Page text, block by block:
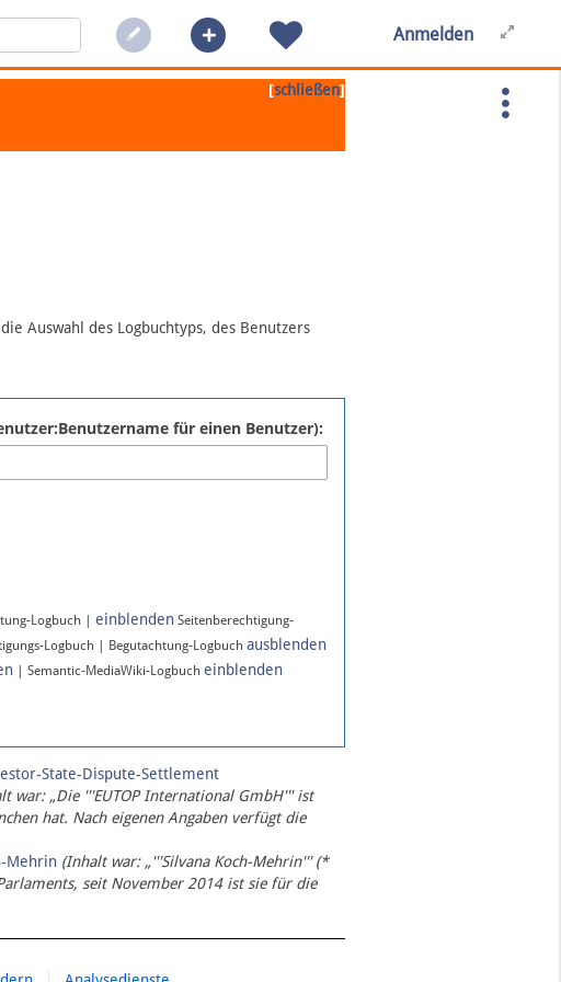
Anmelden
[schließen]
Auswahl des Logbuchtyps, des Benutzers
für einen Benutzer):
Logbuch | einblenden Seitenberechtigung-
Logbuch | Begutachtung-Logbuch ausblenden
| Semantic-MediaWiki-Logbuch einblenden
State-Dispute-Settlement
war: „Die '''EUTOP International GmbH''' ist
hat. Nach eigenen Angaben verfügt die
Mehrin (Inhalt war: „'''Silvana Koch-Mehrin''' (*
seit November 2014 ist sie für die